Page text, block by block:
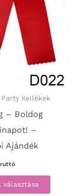
Kellékek
– Boldog
–
Ajándék
választása
Ennek